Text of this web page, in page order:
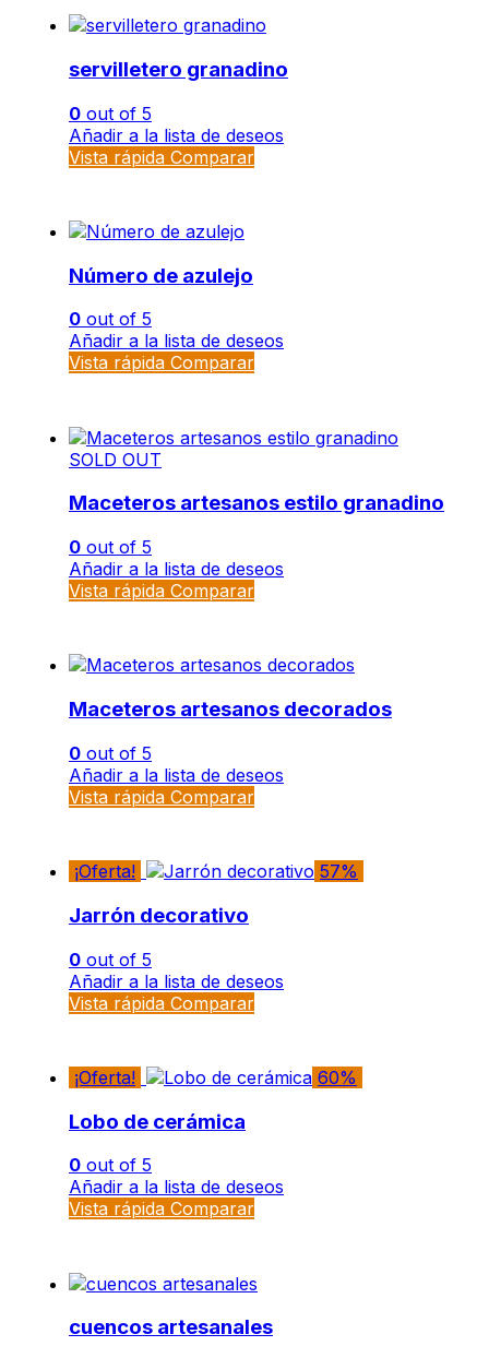
servilletero granadino
0 out of 5
Añadir a la lista de deseos
Vista rápida Comparar
Número de azulejo
0 out of 5
Añadir a la lista de deseos
Vista rápida Comparar
SOLD OUT
Maceteros artesanos estilo granadino
0 out of 5
Añadir a la lista de deseos
Vista rápida Comparar
Maceteros artesanos decorados
0 out of 5
Añadir a la lista de deseos
Vista rápida Comparar
¡Oferta! 57%
Jarrón decorativo
0 out of 5
Añadir a la lista de deseos
Vista rápida Comparar
¡Oferta! 60%
Lobo de cerámica
0 out of 5
Añadir a la lista de deseos
Vista rápida Comparar
cuencos artesanales